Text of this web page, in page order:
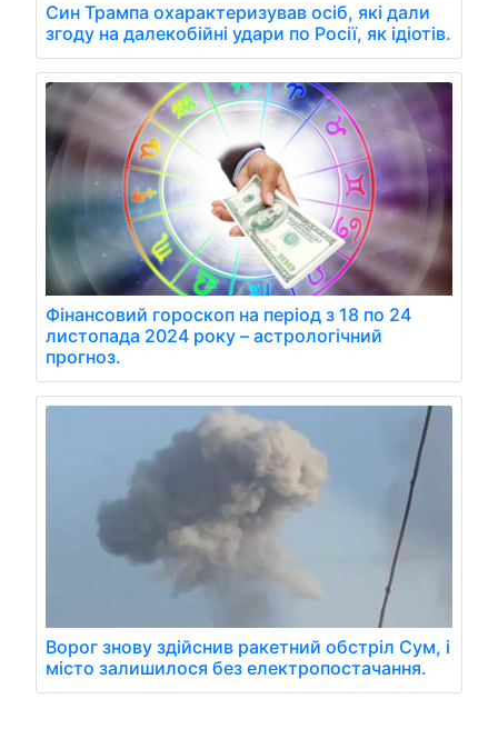
Син Трампа охарактеризував осіб, які дали
згоду на далекобійні удари по Росії, як ідіотів.
Фінансовий гороскоп на період з 18 по 24
листопада 2024 року – астрологічний
прогноз.
Ворог знову здійснив ракетний обстріл Сум, і
місто залишилося без електропостачання.